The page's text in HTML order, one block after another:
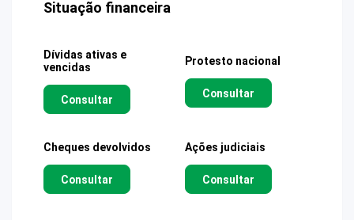
Situação financeira
Dívidas ativas e
vencidas
Consultar
Protesto nacional
Consultar
Cheques devolvidos
Consultar
Ações judiciais
Consultar